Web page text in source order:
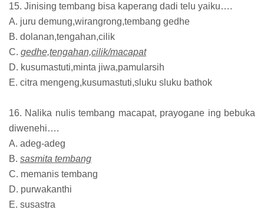
15. Jinising tembang bisa kaperang dadi telu yaiku….
A. juru demung,wirangrong,tembang gedhe
B. dolanan,tengahan,cilik
C. gedhe,tengahan,cilik/macapat
D. kusumastuti,minta jiwa,pamularsih
E. citra mengeng,kusumastuti,sluku sluku bathok
16. Nalika nulis tembang macapat, prayogane ing bebuka
diwenehi….
A. adeg-adeg
B. sasmita tembang
C. memanis tembang
D. purwakanthi
E. susastra